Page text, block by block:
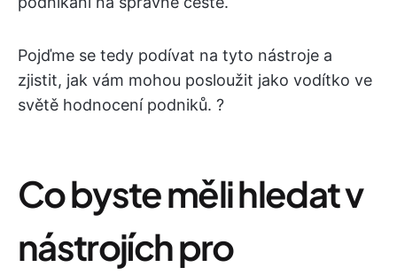
Pojďme se tedy podívat na tyto nástroje a
zjistit, jak vám mohou posloužit jako vodítko ve
světě hodnocení podniků. ?
Co byste měli hledat v
nástrojích pro